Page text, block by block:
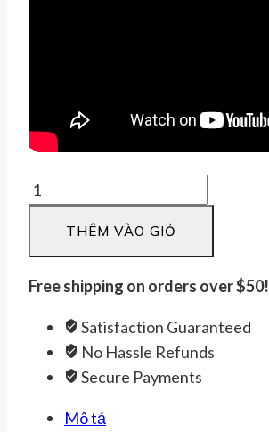
Mặt
Phật
Mệnh
Ngọc
Cao
Cấp
Tuổi
THÊM VÀO GIỎ
Free shipping on orders over $50!
Satisfaction Guaranteed
No Hassle Refunds
Secure Payments
Mô tả